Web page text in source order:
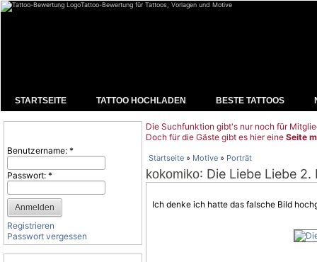
Tattoo-Bewertung für Tattoos, Vorlagen und Motive
STARTSEITE TATTOO HOCHLADEN BESTE TATTOOS
Benutzername: *
Passwort: *
Registrieren
Passwort vergessen
Die Suchfunktion gibt's nur noch für
Doch für die Gäste gibt es hier eine Seite
Startseite » Motive » Porträt
kokomiko: Die Liebe Liebe 2.
Ich denke ich hatte das falsche Bild